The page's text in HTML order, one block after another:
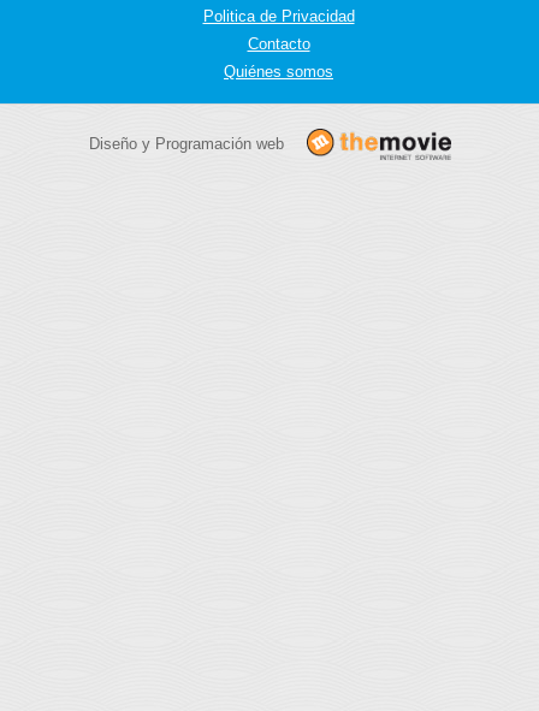
Politica de Privacidad
Contacto
Quiénes somos
Diseño y Programación web